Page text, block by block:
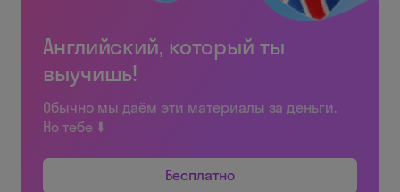
Английский, который ты
выучишь!
Обычно мы даём эти материалы за деньги.
Но тебе ⬇️
Бесплатно